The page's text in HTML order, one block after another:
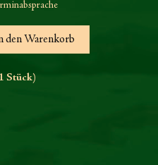
den Warenkorb
Stück)